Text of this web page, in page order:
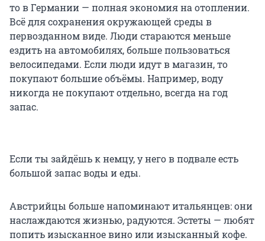
то в Германии — полная экономия на отоплении.
Всё для сохранения окружающей среды в
первозданном виде. Люди стараются меньше
ездить на автомобилях, больше пользоваться
велосипедами. Если люди идут в магазин, то
покупают большие объёмы. Например, воду
никогда не покупают отдельно, всегда на год
запас.
Если ты зайдёшь к немцу, у него в подвале есть
большой запас воды и еды.
Австрийцы больше напоминают итальянцев: они
наслаждаются жизнью, радуются. Эстеты — любят
попить изысканное вино или изысканный кофе.